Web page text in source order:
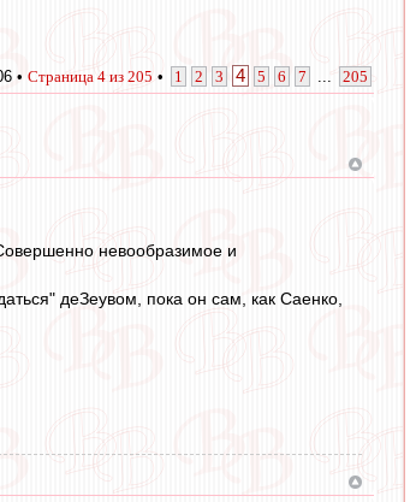
• Страница 4 из 205 • 1 2 3 4 5 6 7 205
невообразимое и
деЗеувом, пока он сам, как Саенко,